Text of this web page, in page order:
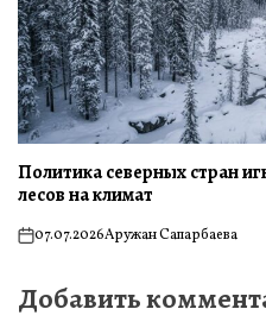
Политика северных стран
лесов на климат
on07.07.2026Аружан Сапарбаева
Добавить